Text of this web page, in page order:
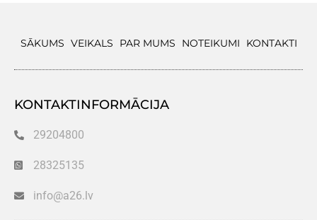
SĀKUMS VEIKALS PAR MUMS NOTEIKUMI KONTAKTI
KONTAKTINFORMĀCIJA
29204800
28325135
info@a26.lv